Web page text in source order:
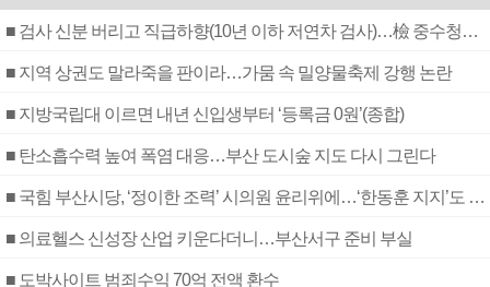
■ 검사 신분 버리고 직급하향(10년 이하 저연차 검사)…檢 중수청행 기피
■ 지역 상권도 말라죽을 판이라…가뭄 속 밀양물축제 강행 논란
■ 지방국립대 이르면 내년 신입생부터 ‘등록금 0원’(종합)
■ 탄소흡수력 높여 폭염 대응…부산 도시숲 지도 다시 그린다
■ 국힘 부산시당, ‘정이한 조력’ 시의원 윤리위에…‘한동훈 지지’도 신고접수
■ 의료헬스 신성장 산업 키운다더니…부산서구 준비 부실
■ 도박사이트 범죄수익 70억 전액 환수